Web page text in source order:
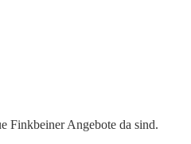
Finkbeiner Angebote da sind.